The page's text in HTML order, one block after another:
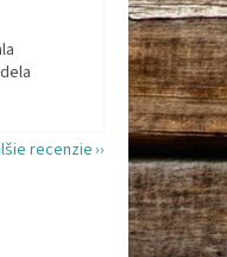
recenzie